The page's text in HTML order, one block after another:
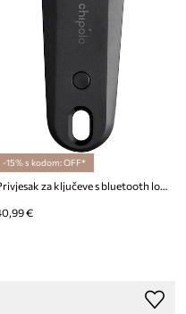
-15% s kodom: OFF*
Privjesak za ključeve s bluetooth lokatorom Orbitkey x Chipolo 6,5 x 2,5 cm
€